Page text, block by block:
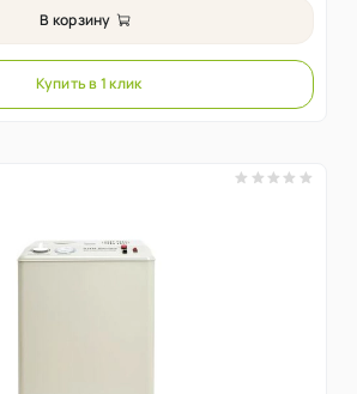
В корзину
Купить в 1 клик